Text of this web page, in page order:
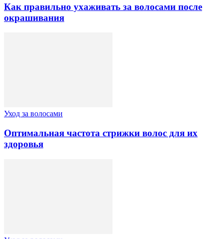
Как правильно ухаживать за волосами после
окрашивания
Уход за волосами
Оптимальная частота стрижки волос для их
здоровья